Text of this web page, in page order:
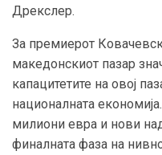
Дрекслер.
За премиерот
македонскиот пазар
капацитетите на овој
националната
милиони евра и нови
финалната фаза на